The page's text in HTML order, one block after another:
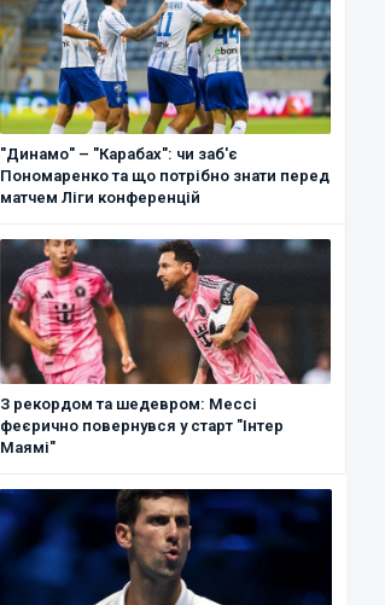
"Динамо" – "Карабах": чи заб'є
Пономаренко та що потрібно знати перед
матчем Ліги конференцій
З рекордом та шедевром: Мессі
феєрично повернувся у старт "Інтер
Маямі"